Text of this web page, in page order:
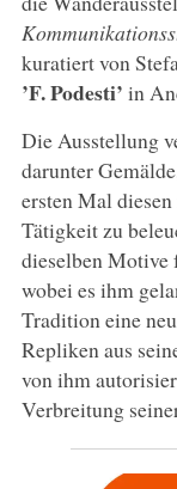
kuratiert von
’F. Podesti’ in
Die Ausstellung
darunter
ersten Mal
Tätigkeit zu
dieselben Motive
wobei es ihm
Tradition eine
Repliken aus
von ihm
Verbreitung